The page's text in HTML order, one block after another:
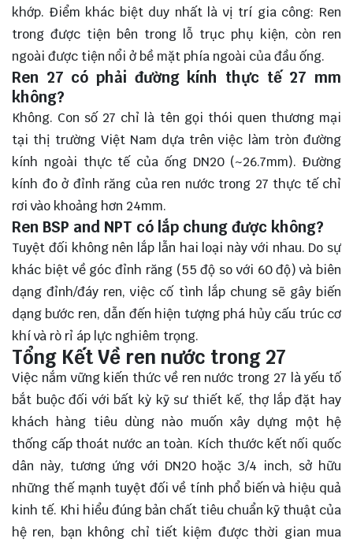
khớp. Điểm khác biệt duy nhất là vị trí gia công: Ren
trong được tiện bên trong lỗ trục phụ kiện, còn ren
ngoài được tiện nổi ở bề mặt phía ngoài của đầu ống.
Ren 27 có phải đường kính thực tế 27 mm
không?
Không. Con số 27 chỉ là tên gọi thói quen thương mại
tại thị trường Việt Nam dựa trên việc làm tròn đường
kính ngoài thực tế của ống DN20 (~26.7mm). Đường
kính đo ở đỉnh răng của ren nước trong 27 thực tế chỉ
rơi vào khoảng hơn 24mm.
Ren BSP and NPT có lắp chung được không?
Tuyệt đối không nên lắp lẫn hai loại này với nhau. Do sự
khác biệt về góc đỉnh răng (55 độ so với 60 độ) và biên
dạng đỉnh/đáy ren, việc cố tình lắp chung sẽ gây biến
dạng bước ren, dẫn đến hiện tượng phá hủy cấu trúc cơ
khí và rò rỉ áp lực nghiêm trọng.
Tổng Kết Về ren nước trong 27
Việc nắm vững kiến thức về ren nước trong 27 là yếu tố
bắt buộc đối với bất kỳ kỹ sư thiết kế, thợ lắp đặt hay
khách hàng tiêu dùng nào muốn xây dựng một hệ
thống cấp thoát nước an toàn. Kích thước kết nối quốc
dân này, tương ứng với DN20 hoặc 3/4 inch, sở hữu
những thế mạnh tuyệt đối về tính phổ biến và hiệu quả
kinh tế. Khi hiểu đúng bản chất tiêu chuẩn kỹ thuật của
hệ ren, bạn không chỉ tiết kiệm được thời gian mua